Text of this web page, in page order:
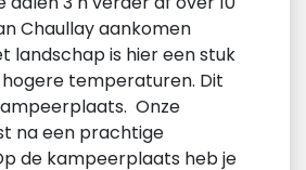
Chaullay aankomen
landschap is hier een stuk
temperaturen. Dit
Onze
na een prachtige
de kampeerplaats heb je